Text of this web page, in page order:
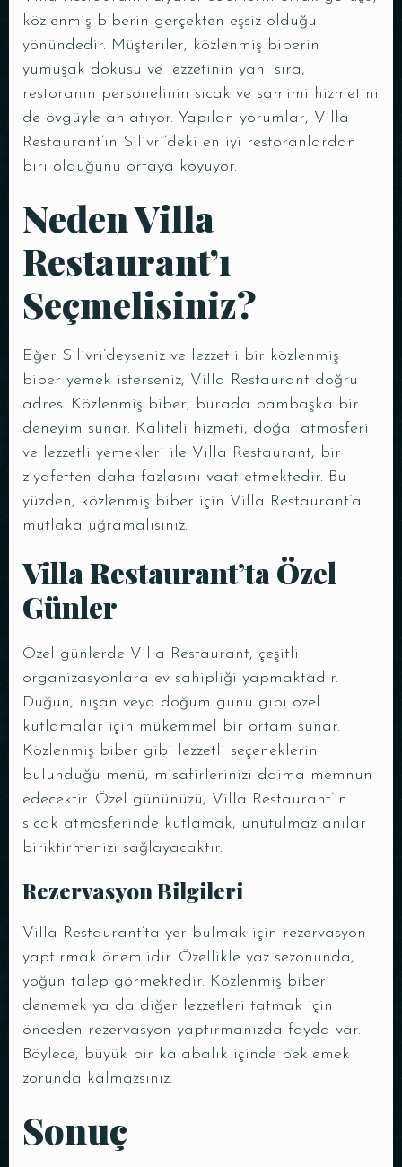
közlenmiş biberin gerçekten eşsiz olduğu
yönündedir. Müşteriler, közlenmiş biberin
yumuşak dokusu ve lezzetinin yanı sıra,
restoranın personelinin sıcak ve samimi hizmetini
de övgüyle anlatıyor. Yapılan yorumlar, Villa
Restaurant’ın Silivri’deki en iyi restoranlardan
biri olduğunu ortaya koyuyor.
Neden Villa
Restaurant’ı
Seçmelisiniz?
Eğer Silivri’deyseniz ve lezzetli bir közlenmiş
biber yemek isterseniz, Villa Restaurant doğru
adres. Közlenmiş biber, burada bambaşka bir
deneyim sunar. Kaliteli hizmeti, doğal atmosferi
ve lezzetli yemekleri ile Villa Restaurant, bir
ziyafetten daha fazlasını vaat etmektedir. Bu
yüzden, közlenmiş biber için Villa Restaurant’a
mutlaka uğramalısınız.
Villa Restaurant’ta Özel
Günler
Özel günlerde Villa Restaurant, çeşitli
organizasyonlara ev sahipliği yapmaktadır.
Düğün, nişan veya doğum günü gibi özel
kutlamalar için mükemmel bir ortam sunar.
Közlenmiş biber gibi lezzetli seçeneklerin
bulunduğu menü, misafirlerinizi daima memnun
edecektir. Özel gününüzü, Villa Restaurant’ın
sıcak atmosferinde kutlamak, unutulmaz anılar
biriktirmenizi sağlayacaktır.
Rezervasyon Bilgileri
Villa Restaurant’ta yer bulmak için rezervasyon
yaptırmak önemlidir. Özellikle yaz sezonunda,
yoğun talep görmektedir. Közlenmiş biberi
denemek ya da diğer lezzetleri tatmak için
önceden rezervasyon yaptırmanızda fayda var.
Böylece, büyük bir kalabalık içinde beklemek
zorunda kalmazsınız.
Sonuç
Saat
REZERVE ET